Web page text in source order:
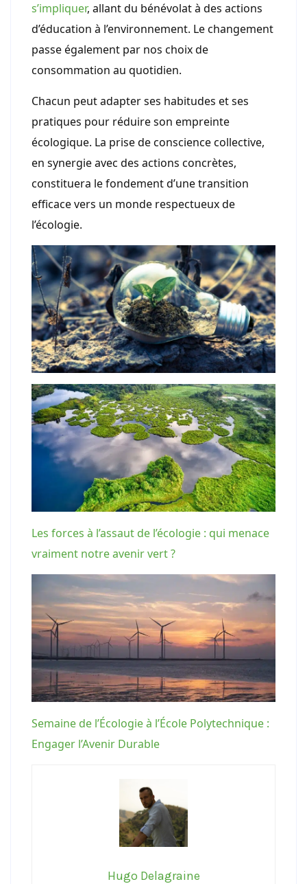
s’impliquer, allant du bénévolat à des actions
d’éducation à l’environnement. Le changement
passe également par nos choix de
consommation au quotidien.
Chacun peut adapter ses habitudes et ses
pratiques pour réduire son empreinte
écologique. La prise de conscience collective,
en synergie avec des actions concrètes,
constituera le fondement d’une transition
efficace vers un monde respectueux de
l’écologie.
Les forces à l’assaut de l’écologie : qui menace
vraiment notre avenir vert ?
Semaine de l’Écologie à l’École Polytechnique :
Engager l’Avenir Durable
Hugo Delagraine